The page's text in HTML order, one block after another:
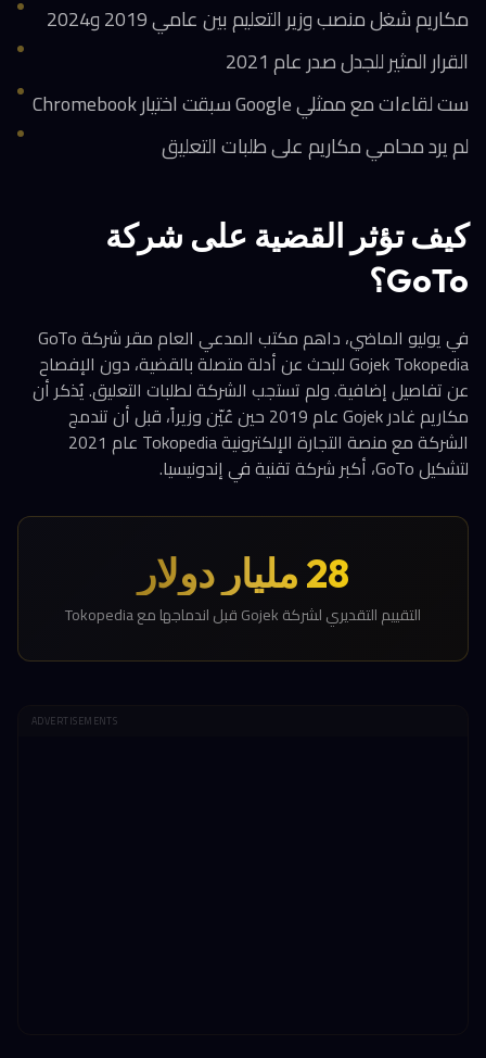
مكاريم شغل منصب وزير التعليم بين عامي 2019 و2024
القرار المثير للجدل صدر عام 2021
ست لقاءات مع ممثلي Google سبقت اختيار Chromebook
لم يرد محامي مكاريم على طلبات التعليق
كيف تؤثر القضية على شركة
GoTo؟
في يوليو الماضي، داهم مكتب المدعي العام مقر شركة GoTo
Gojek Tokopedia للبحث عن أدلة متصلة بالقضية، دون الإفصاح
عن تفاصيل إضافية. ولم تستجب الشركة لطلبات التعليق. يُذكر أن
مكاريم غادر Gojek عام 2019 حين عُيّن وزيراً، قبل أن تندمج
الشركة مع منصة التجارة الإلكترونية Tokopedia عام 2021
لتشكيل GoTo، أكبر شركة تقنية في إندونيسيا.
28 مليار دولار
التقييم التقديري لشركة Gojek قبل اندماجها مع Tokopedia
ADVERTISEMENTS